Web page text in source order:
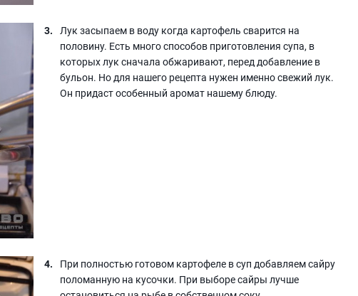
Лук засыпаем в воду когда картофель сварится на
половину. Есть много способов приготовления супа, в
которых лук сначала обжаривают, перед добавление в
бульон. Но для нашего рецепта нужен именно свежий лук.
Он придаст особенный аромат нашему блюду.
При полностью готовом картофеле в суп добавляем сайру
поломанную на кусочки. При выборе сайры лучше